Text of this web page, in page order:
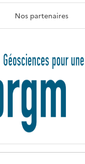
A
T
R
T
É
Nos partenaires